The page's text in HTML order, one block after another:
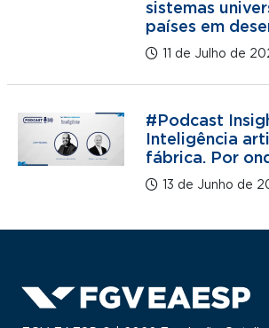
sistemas
países em
11 de Julho de
#Podcast
Inteligência
fábrica. Por
13 de Junho de